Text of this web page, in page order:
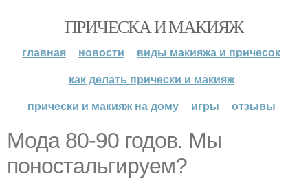
ПРИЧЕСКА И МАКИЯЖ
главная новости
виды макияжа и причесок
как делать прически и макияж
прически и макияж на дому
игры отзывы
Мода 80-90 годов. Мы
поностальгируем?